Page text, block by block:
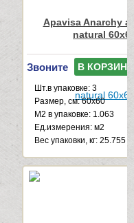
Apavisa Anarchy
natural
Звоните В КОРЗИНУ
Шт.в упаковке: 3
Размер, см: 60x60
М2 в упаковке: 1.063
Ед.измерения: м2
Веc упаковки, кг: 25.755